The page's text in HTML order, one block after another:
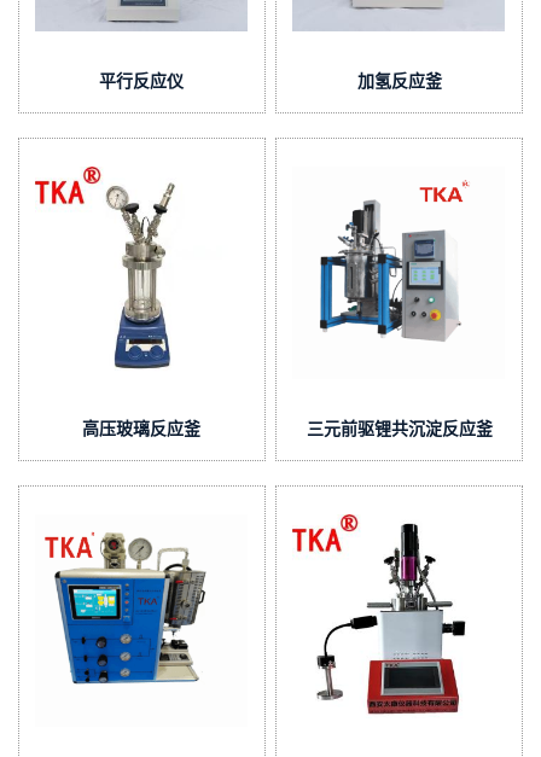
平行反应仪 加氢反应釜
高压玻璃反应釜 三元前驱锂共沉淀反应釜